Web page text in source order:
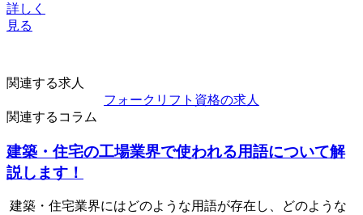
詳しく
見る
関連する求人
フォークリフト資格の求人
関連するコラム
建築・住宅の工場業界で使われる用語について解
説します！
建築・住宅業界にはどのような用語が存在し、どのような